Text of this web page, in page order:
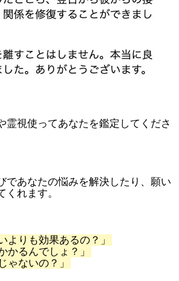
霊視使ってあなたを鑑定してくださ
であなたの悩みを解決したり、願い
くれます。
よりも効果あるの？」
かるんでしょ？」
ゃないの？」